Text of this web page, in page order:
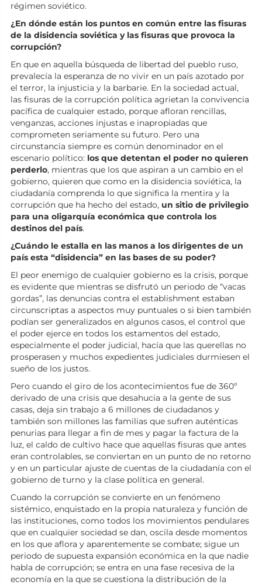
régimen soviético.
¿En dónde están los puntos en común entre las fisuras
de la disidencia soviética y las fisuras que provoca la
corrupción?
En que en aquella búsqueda de libertad del pueblo ruso,
prevalecía la esperanza de no vivir en un país azotado por
el terror, la injusticia y la barbarie. En la sociedad actual,
las fisuras de la corrupción política agrietan la convivencia
pacífica de cualquier estado, porque afloran rencillas,
venganzas, acciones injustas e inapropiadas que
comprometen seriamente su futuro. Pero una
circunstancia siempre es común denominador en el
escenario político: los que detentan el poder no quieren
perderlo, mientras que los que aspiran a un cambio en el
gobierno, quieren que como en la disidencia soviética, la
ciudadanía comprenda lo que significa la mentira y la
corrupción que ha hecho del estado, un sitio de privilegio
para una oligarquía económica que controla los
destinos del país.
¿Cuándo le estalla en las manos a los dirigentes de un
país esta “disidencia” en las bases de su poder?
El peor enemigo de cualquier gobierno es la crisis, porque
es evidente que mientras se disfrutó un periodo de “vacas
gordas”, las denuncias contra el establishment estaban
circunscriptas a aspectos muy puntuales o si bien también
podían ser generalizados en algunos casos, el control que
el poder ejerce en todos los estamentos del estado,
especialmente el poder judicial, hacía que las querellas no
prosperasen y muchos expedientes judiciales durmiesen el
sueño de los justos.
Pero cuando el giro de los acontecimientos fue de 360º
derivado de una crisis que desahucia a la gente de sus
casas, deja sin trabajo a 6 millones de ciudadanos y
también son millones las familias que sufren auténticas
penurias para llegar a fin de mes y pagar la factura de la
luz, el caldo de cultivo hace que aquellas fisuras que antes
eran controlables, se conviertan en un punto de no retorno
y en un particular ajuste de cuentas de la ciudadanía con el
gobierno de turno y la clase política en general.
Cuando la corrupción se convierte en un fenómeno
sistémico, enquistado en la propia naturaleza y función de
las instituciones, como todos los movimientos pendulares
que en cualquier sociedad se dan, oscila desde momentos
en los que aflora y aparentemente se combate; sigue un
periodo de supuesta expansión económica en la que nadie
habla de corrupción; se entra en una fase recesiva de la
economía en la que se cuestiona la distribución de la